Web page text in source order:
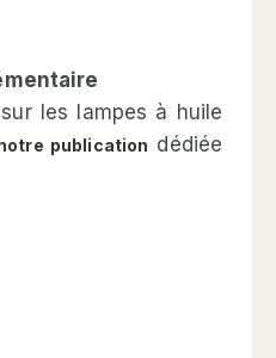
les lampes à huile
publication dédiée